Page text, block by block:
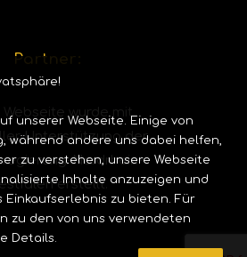
Partner:
Webseite wurde mit
Unterstützung der
Nordrhein-
erstellt.
unserer Webseite. Einige von
während andere uns dabei helfen,
zu verstehen, unsere Webseite
Inhalte anzuzeigen und
Einkaufserlebnis zu bieten. Für
zu den von uns verwendeten
Details.